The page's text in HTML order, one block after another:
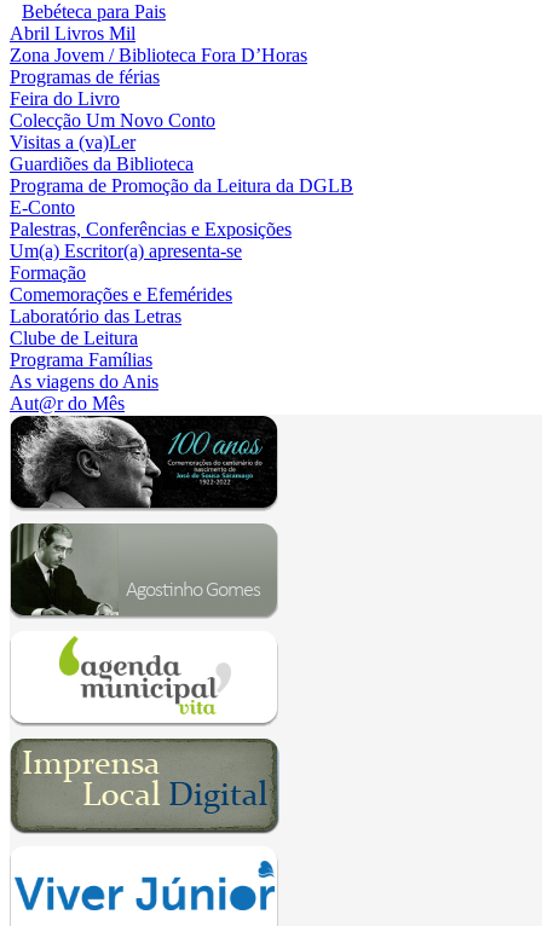
Bebéteca para Pais
Abril Livros Mil
Zona Jovem / Biblioteca Fora D’Horas
Programas de férias
Feira do Livro
Colecção Um Novo Conto
Visitas a (va)Ler
Guardiões da Biblioteca
Programa de Promoção da Leitura da DGLB
E-Conto
Palestras, Conferências e Exposições
Um(a) Escritor(a) apresenta-se
Formação
Comemorações e Efemérides
Laboratório das Letras
Clube de Leitura
Programa Famílias
As viagens do Anis
Aut@r do Mês